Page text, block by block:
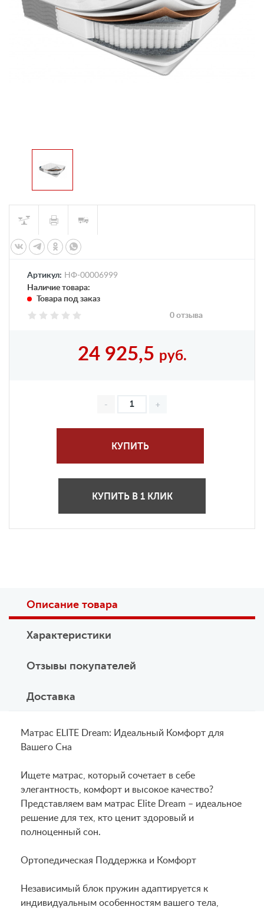
Артикул: НФ-00006999
Наличие товара:
Товара под заказ
0 отзыва
24 925,5 руб.
КУПИТЬ
КУПИТЬ В 1 КЛИК
Описание товара
Характеристики
Отзывы покупателей
Доставка
Матрас ELITE Dream: Идеальный Комфорт для
Вашего Сна
Ищете матрас, который сочетает в себе
элегантность, комфорт и высокое качество?
Представляем вам матрас Elite Dream – идеальное
решение для тех, кто ценит здоровый и
полноценный сон.
Ортопедическая Поддержка и Комфорт
Независимый блок пружин адаптируется к
индивидуальным особенностям вашего тела,